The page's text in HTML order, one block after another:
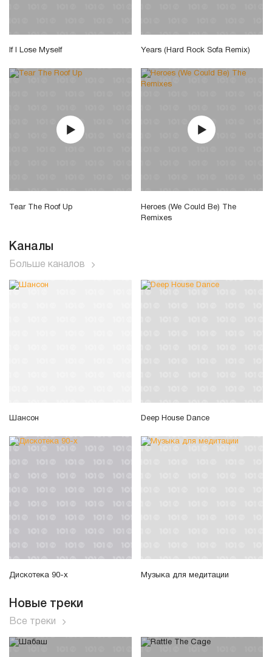
If I Lose Myself Years (Hard Rock Sofa Remix)
Tear The Roof Up
Heroes (We Could Be) The
Remixes
Каналы
Больше каналов
Шансон Deep House Dance
Дискотека 90-х Музыка для медитации
Новые треки
Все треки